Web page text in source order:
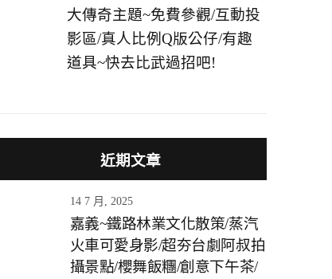
大傳奇主題~免費參觀/互動投
影區/真人比例Q版公仔/有趣
道具~快去比武過招吧!
近期文章
14 7 月, 2025
嘉義~鐵路林業文化散策/蒸汽
火車可愛身影/超夯台劇阿叔拍
攝景點/櫻舞飯糰/創意下午茶/